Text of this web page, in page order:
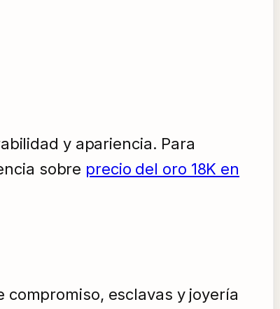
y apariencia. Para
sobre precio del oro 18K en
esclavas y joyería